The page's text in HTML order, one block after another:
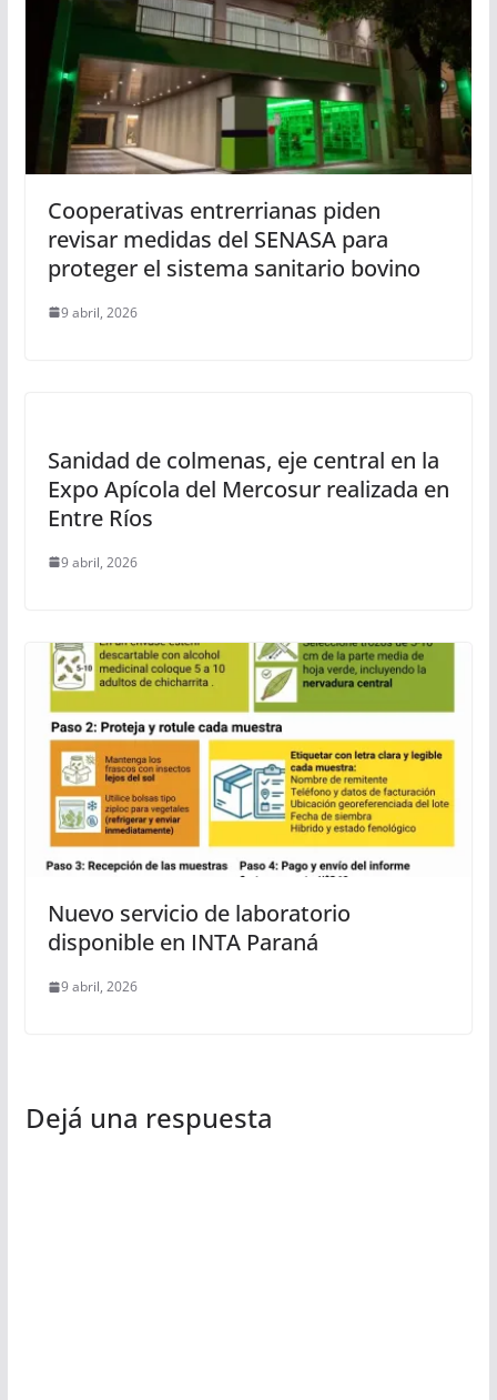
Cooperativas entrerrianas piden
revisar medidas del SENASA para
proteger el sistema sanitario bovino
9 abril, 2026
Sanidad de colmenas, eje central en la
Expo Apícola del Mercosur realizada en
Entre Ríos
9 abril, 2026
Nuevo servicio de laboratorio
disponible en INTA Paraná
9 abril, 2026
Dejá una respuesta